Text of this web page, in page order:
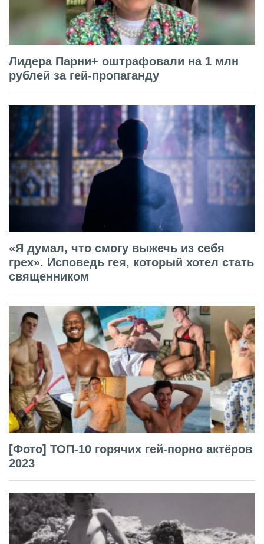
Лидера Парни+ оштрафовали на 1 млн
рублей за гей-пропаганду
«Я думал, что смогу выжечь из себя
грех». Исповедь гея, который хотел стать
священником
[Фото] ТОП-10 горячих гей-порно актёров
2023